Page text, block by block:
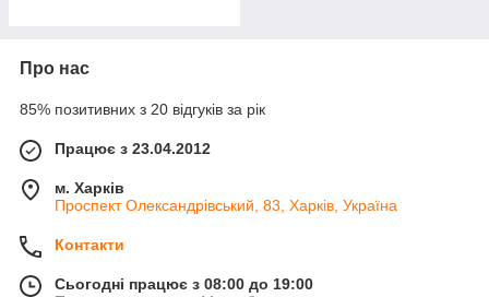
Про нас
85% позитивних з 20 відгуків за рік
Працює з 23.04.2012
м. Харків
Проспект Олександрівський, 83, Харків, Україна
Контакти
Сьогодні працює з 08:00 до 19:00